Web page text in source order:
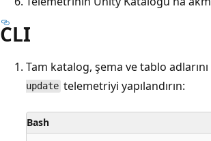
CLI
Tam katalog, şema ve tablo
update telemetriyi yapılandırın:
Bash